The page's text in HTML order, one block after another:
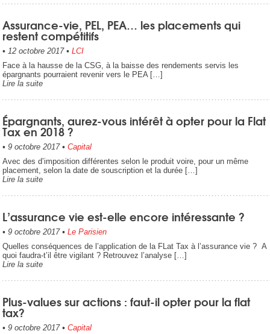
Assurance-vie, PEL, PEA… les placements qui
restent compétitifs
• 12 octobre 2017• LCI
Face à la hausse de la CSG, à la baisse des rendements servis les
épargnants pourraient revenir vers le PEA […]
Lire la suite
Épargnants, aurez-vous intérêt à opter pour la Flat
Tax en 2018 ?
• 9 octobre 2017• Capital
Avec des d’imposition différentes selon le produit voire, pour un même
placement, selon la date de souscription et la durée […]
Lire la suite
L’assurance vie est-elle encore intéressante ?
• 9 octobre 2017• Le Parisien
Quelles conséquences de l’application de la FLat Tax à l’assurance vie ? A
quoi faudra-t’il être vigilant ? Retrouvez l’analyse […]
Lire la suite
Plus-values sur actions : faut-il opter pour la flat
tax?
• 9 octobre 2017• Capital